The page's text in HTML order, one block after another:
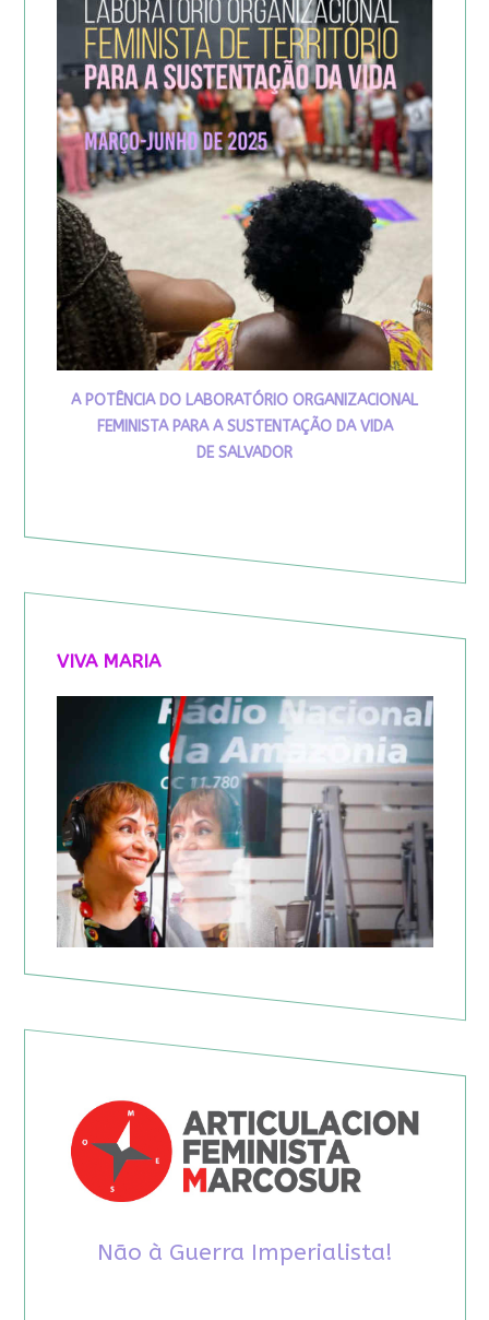
A POTÊNCIA DO LABORATÓRIO ORGANIZACIONAL
FEMINISTA PARA A SUSTENTAÇÃO DA VIDA
DE SALVADOR
VIVA MARIA
Não à Guerra Imperialista!